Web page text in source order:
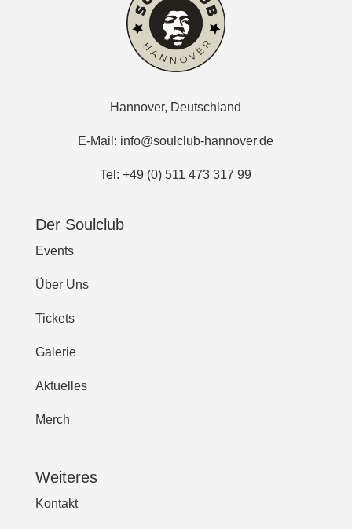
Hannover, Deutschland
E-Mail: info@soulclub-hannover.de
Tel: +49 (0) 511 473 317 99
Der Soulclub
Events
Über Uns
Tickets
Galerie
Aktuelles
Merch
Weiteres
Kontakt